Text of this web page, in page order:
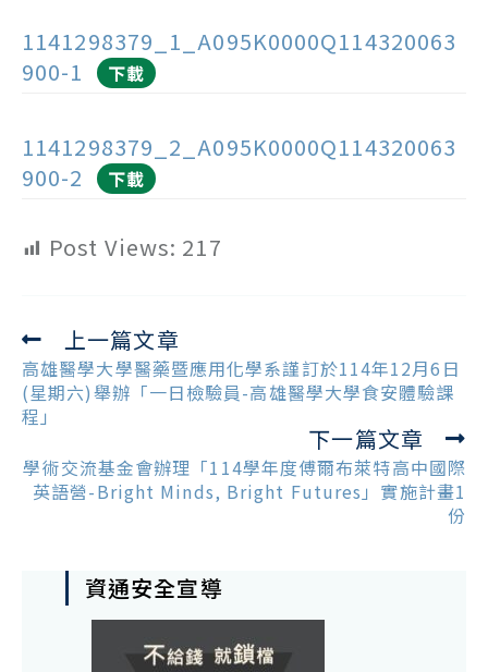
1141298379_1_A095K0000Q114320063
900-1
下載
1141298379_2_A095K0000Q114320063
900-2
下載
Post Views: 217
Read
more
articles
上一篇文章
高雄醫學大學醫藥暨應用化學系謹訂於114年12月6日
(星期六)舉辦「一日檢驗員-高雄醫學大學食安體驗課
程」
下一篇文章
學術交流基金會辦理「114學年度傅爾布萊特高中國際
英語營-Bright Minds, Bright Futures」實施計畫1
份
資通安全宣導